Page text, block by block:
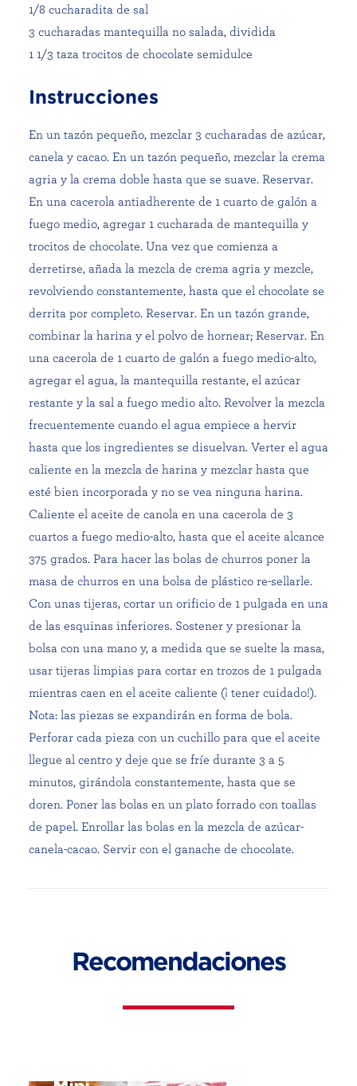
1/8 cucharadita de sal
3 cucharadas mantequilla no salada, dividida
1 1/3 taza trocitos de chocolate semidulce
Instrucciones
En un tazón pequeño, mezclar 3 cucharadas de azúcar,
canela y cacao. En un tazón pequeño, mezclar la crema
agria y la crema doble hasta que se suave. Reservar.
En una cacerola antiadherente de 1 cuarto de galón a
fuego medio, agregar 1 cucharada de mantequilla y
trocitos de chocolate. Una vez que comienza a
derretirse, añada la mezcla de crema agria y mezcle,
revolviendo constantemente, hasta que el chocolate se
derrita por completo. Reservar. En un tazón grande,
combinar la harina y el polvo de hornear; Reservar. En
una cacerola de 1 cuarto de galón a fuego medio-alto,
agregar el agua, la mantequilla restante, el azúcar
restante y la sal a fuego medio alto. Revolver la mezcla
frecuentemente cuando el agua empiece a hervir
hasta que los ingredientes se disuelvan. Verter el agua
caliente en la mezcla de harina y mezclar hasta que
esté bien incorporada y no se vea ninguna harina.
Caliente el aceite de canola en una cacerola de 3
cuartos a fuego medio-alto, hasta que el aceite alcance
375 grados. Para hacer las bolas de churros poner la
masa de churros en una bolsa de plástico re-sellarle.
Con unas tijeras, cortar un orificio de 1 pulgada en una
de las esquinas inferiores. Sostener y presionar la
bolsa con una mano y, a medida que se suelte la masa,
usar tijeras limpias para cortar en trozos de 1 pulgada
mientras caen en el aceite caliente (¡ tener cuidado!).
Nota: las piezas se expandirán en forma de bola.
Perforar cada pieza con un cuchillo para que el aceite
llegue al centro y deje que se fríe durante 3 a 5
minutos, girándola constantemente, hasta que se
doren. Poner las bolas en un plato forrado con toallas
de papel. Enrollar las bolas en la mezcla de azúcar-
canela-cacao. Servir con el ganache de chocolate.
Recomendaciones